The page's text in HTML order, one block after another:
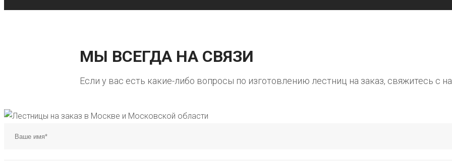
МЫ ВСЕГДА НА СВЯЗИ
Если у вас есть какие-либо вопросы по изготовлению лестниц на заказ, свяжитесь с